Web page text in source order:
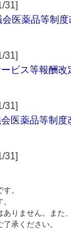
31]
医薬品等制
31]
ビス等報酬改
31]
医薬品等制度
31]
。
ありません。また
承ください。